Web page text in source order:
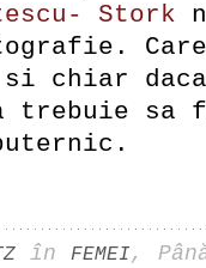
Stork
chiar
trebuie sa
în FEMEI,